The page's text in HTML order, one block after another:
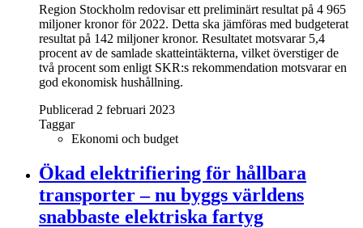
Region Stockholm redovisar ett preliminärt resultat på 4 965
miljoner kronor för 2022. Detta ska jämföras med budgeterat
resultat på 142 miljoner kronor. Resultatet motsvarar 5,4
procent av de samlade skatteintäkterna, vilket överstiger de
två procent som enligt SKR:s rekommendation motsvarar en
god ekonomisk hushållning.
Publicerad 2 februari 2023
Taggar
Ekonomi och budget
Ökad elektrifiering för hållbara
transporter – nu byggs världens
snabbaste elektriska fartyg